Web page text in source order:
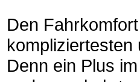
Den
Denn ein Plus